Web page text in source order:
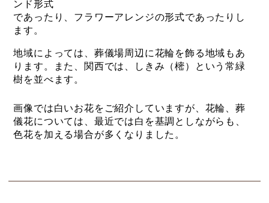
ンド形式
であったり、フラワーアレンジの形式であったりし
ます。
地域によっては、葬儀場周辺に花輪を飾る地域もあ
ります。また、関西では、しきみ（樒）という常緑
樹を並べます。
画像では白いお花をご紹介していますが、花輪、葬
儀花については、最近では白を基調としながらも、
色花を加える場合が多くなりました。